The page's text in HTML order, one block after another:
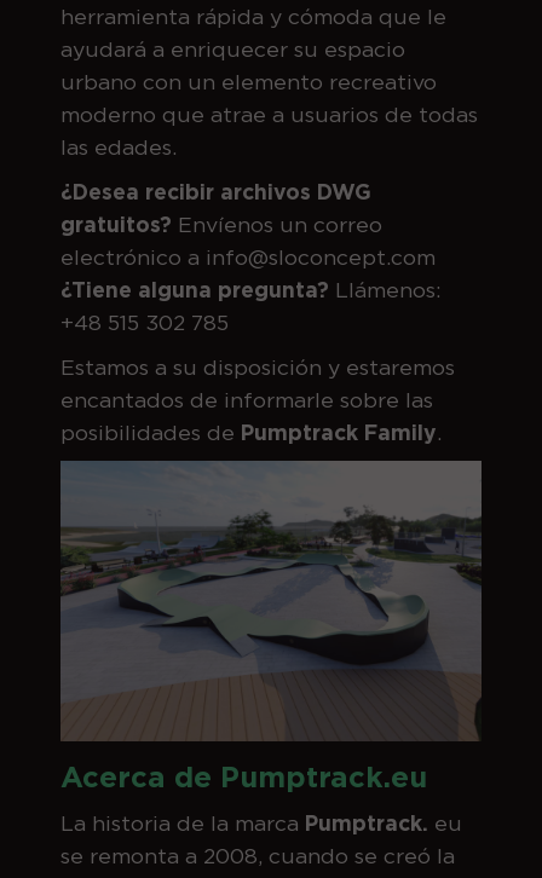
herramienta rápida y cómoda que le
ayudará a enriquecer su espacio
urbano con un elemento recreativo
moderno que atrae a usuarios de todas
las edades.
¿Desea recibir archivos DWG
gratuitos? Envíenos un correo
electrónico a info@sloconcept.com
¿Tiene alguna pregunta? Llámenos:
+48 515 302 785
Estamos a su disposición y estaremos
encantados de informarle sobre las
posibilidades de Pumptrack Family.
Acerca de Pumptrack.eu
La historia de la marca Pumptrack. eu
se remonta a 2008, cuando se creó la